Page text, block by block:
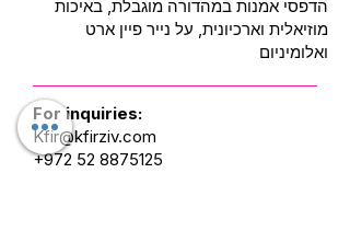
הדפסי אמנות במהדורה מוגבלת, באיכות
מוזיאלית וארכיונית, על נייר פיין ארט
ואלומיניום
For inquiries:
Kfir@kfirziv.com
+972 52 8875125